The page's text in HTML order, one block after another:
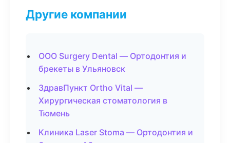
Другие компании
ООО Surgery Dental — Ортодонтия и
брекеты в Ульяновск
ЗдравПункт Ortho Vital —
Хирургическая стоматология в
Тюмень
Клиника Laser Stoma — Ортодонтия и